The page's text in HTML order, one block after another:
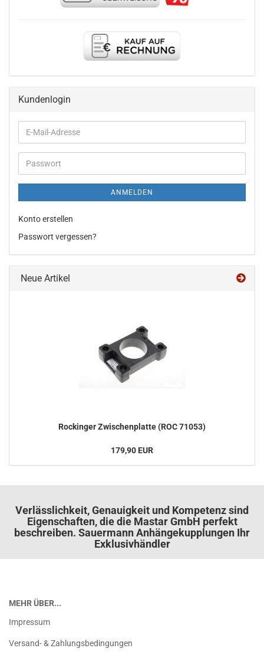
Kundenlogin
E-
Mail-
Adresse
Passwort
ANMELDEN
Konto erstellen
Passwort vergessen?
Neue Artikel
Ro­ck­in­ger Zwi­schen­plat­te (ROC 71053)
179,90 EUR
Verlässlichkeit, Genauigkeit und Kompetenz sind
Eigenschaften, die die Mastar GmbH perfekt
beschreiben. Sauermann Anhängekupplungen Ihr
Exklusivhändler
MEHR ÜBER...
Impressum
Versand- & Zahlungsbedingungen